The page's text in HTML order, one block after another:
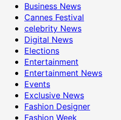
Business News
Cannes Festival
celebrity News
Digital News
Elections
Entertainment
Entertainment News
Events
Exclusive News
Fashion Designer
Fashion Week